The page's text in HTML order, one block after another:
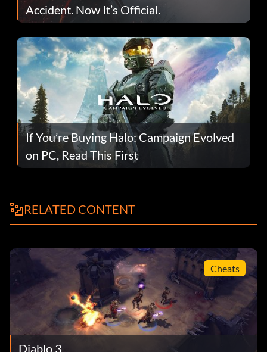
Accident. Now It’s Official.
If You’re Buying Halo: Campaign Evolved
on PC, Read This First
RELATED CONTENT
Cheats
Diablo 3